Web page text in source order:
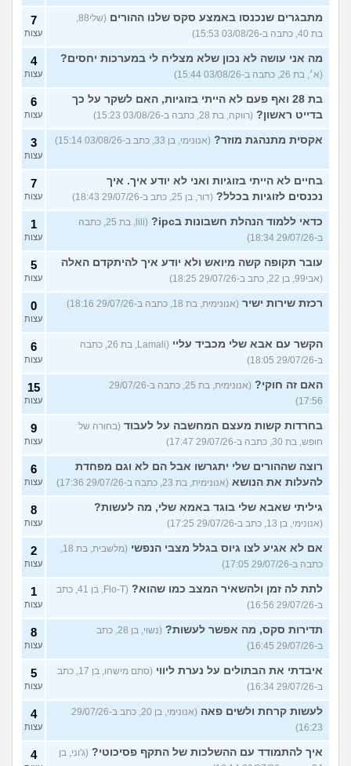
מתבגרים שנכנסו באמצע סקס שלנו ההורים
(שלי88,
בת 40, כתבה ב-03/08/26 15:53)
7
עצות
מה אני עושה לא נכון שלא מצליח לי במערכות יחסים?
(א׳, בת 26, כתבה ב-03/08/26 15:44)
4
עצות
בת 28 ואף פעם לא הייתי בזוגיות, האם לשקר על כך
בדייט ראשון? (רווקה, בת 28, כתבה ב-03/08/26 15:23)
6
עצות
אקסית מתנהגת מוזר? (אנונימי, בן 33, כתב ב-03/08/26 15:14) 3
עצות
בחיים לא הייתי בזוגיות ואני לא יודע איך. איך
נכנסים לזוגיות בכלל? (דור, בן 25, כתב ב-29/07/26 18:43)
7
עצות
כדאי ללמוד הנהלת חשבונות בipc?
(lili, בת 25, כתבה
ב-29/07/26 18:34)
1
עצות
עובר תקופה קשה מיואש ולא יודע איך להיתקדם האלה
(אבי99, בן 22, כתב ב-29/07/26 18:25)
5
עצות
רכזת שירות ישיר (אנונימית, בת 18, כתבה ב-29/07/26 18:16) 0
עצות
הקשר עם אבא שלי מכביד עליי
(Lamali, בת 26, כתבה
ב-29/07/26 18:05)
6
עצות
האם זה חוקי?
(אנונימית, בת 25, כתבה ב-29/07/26
17:56)
15
עצות
בחרדות קשות מעצם המחשבה על לעבוד (בחורה של
חופש, בת 30, כתבה ב-29/07/26 17:47)
9
עצות
רוצה שההורים שלי יתגרשו אבל הם לא וגם מפחדת
להעלות את הנושא (אנונימית, בת 23, כתבה ב-29/07/26 17:36)
6
עצות
גיליתי שאבא שלי בוגד באמא שלי, מה לעשות?
(אנונימי, בן 13, כתב ב-29/07/26 17:25)
8
עצות
אם לא אגיע לצו גיוס בגלל מצבי הנפשי
(מלשבית, בת 18,
כתבה ב-29/07/26 17:05)
2
עצות
לתת לה זמן ולהשאיר המצב כמו שהוא?
(Flo-T, בן 41, כתב
ב-29/07/26 16:56)
1
עצות
תדירות סקס, מה אפשר לעשות?
(נשוי, בן 28, כתב
ב-29/07/26 16:45)
8
עצות
איבדתי את הבתולים על נערת ליווי
(סתם מישהו, בן 17, כתב
ב-29/07/26 16:34)
5
עצות
לעשות קרחת ולשים פאה
(אנונימי, בן 20, כתב ב-29/07/26
16:23)
4
עצות
איך להתמודד עם ההשלכות של התקף פסיכוטי? (ג'וני, בן
4